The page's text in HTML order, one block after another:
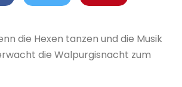
die Hexen tanzen und die Musik
die Walpurgisnacht zum